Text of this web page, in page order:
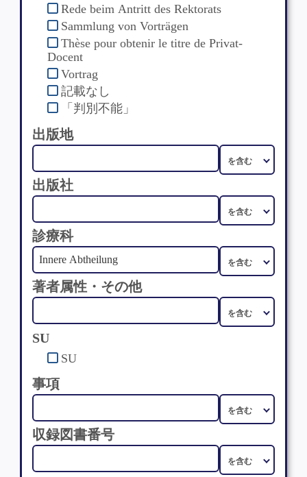
Rede beim Antritt des Rektorats
Sammlung von Vorträgen
Thèse pour obtenir le titre de Privat-
Docent
Vortrag
記載なし
「判別不能」
出版地
出版社
診療科
著者属性・その他
SU
SU
事項
収録図書番号